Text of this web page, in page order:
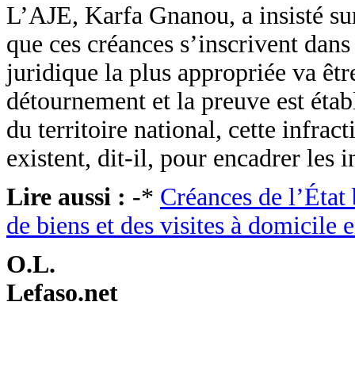
L’AJE, Karfa Gnanou, a insisté
que ces créances s’inscrivent
juridique la plus appropriée va
détournement et la preuve est
du territoire national, cette
existent, dit-il, pour encadrer les
Lire aussi : -* Créances de
de biens et des visites à domicile
O.L.
Lefaso.net